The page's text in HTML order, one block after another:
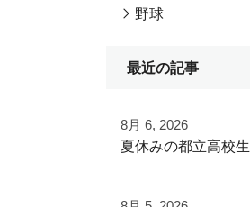
野球
最近の記事
8月 6, 2026
夏休みの都立高校生